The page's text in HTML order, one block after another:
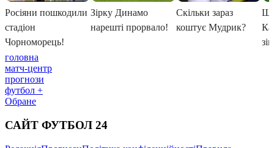
головна
матч-центр
прогнози
футбол +
Обране
САЙТ ФУТБОЛ 24